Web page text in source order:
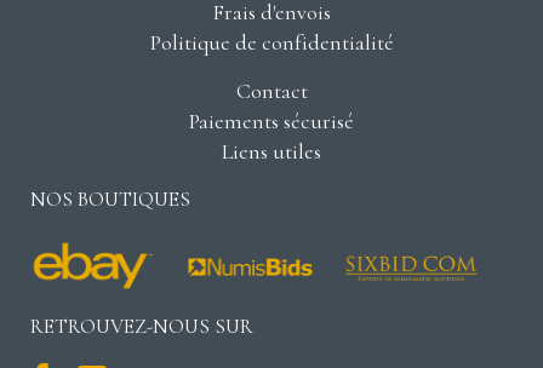
Frais d'envois
Politique de confidentialité
Contact
Paiements sécurisé
Liens utiles
NOS BOUTIQUES
RETROUVEZ-NOUS SUR